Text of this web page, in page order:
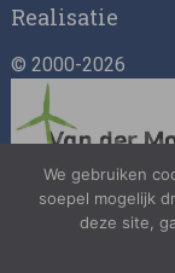
Asset
Realisatie
© 2000-2026
voorwaarden
Privacybeleid
We gebruiken
soepel mogelijk
deze site,